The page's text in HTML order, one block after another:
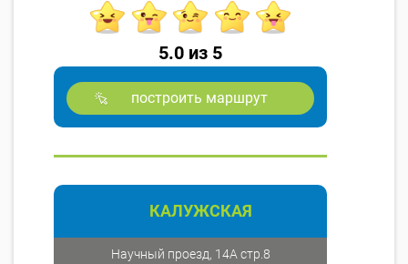
5.0 из 5
построить маршрут
КАЛУЖСКАЯ
Научный проезд, 14А стр.8